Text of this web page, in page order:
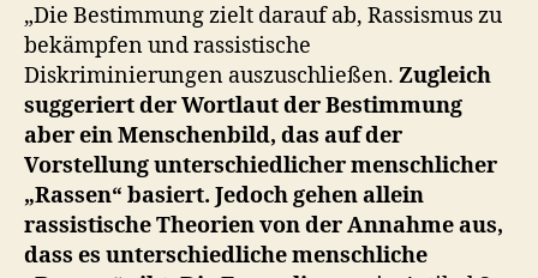
„Die Bestimmung zielt darauf ab, Rassismus zu
bekämpfen und rassistische
Diskriminierungen auszuschließen. Zugleich
suggeriert der Wortlaut der Bestimmung
aber ein Menschenbild, das auf der
Vorstellung unterschiedlicher menschlicher
„Rassen“ basiert. Jedoch gehen allein
rassistische Theorien von der Annahme aus,
dass es unterschiedliche menschliche